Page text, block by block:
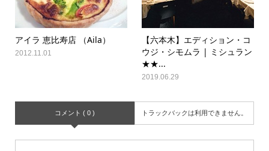
アイラ 恵比寿店 （Aila）
2012.11.01
【六本木】エディション・コ
ウジ・シモムラ | ミシュラン
★★...
2019.06.29
コメント ( 0 ) トラックバックは利用できません。